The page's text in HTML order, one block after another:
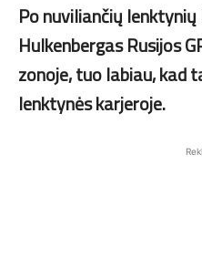
Po nuviliančių
Hulkenbergas Rusijos
zonoje, tuo labiau, kad
lenktynės karjeroje.